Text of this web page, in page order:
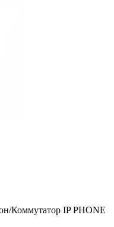
Коммутатор IP PHONE